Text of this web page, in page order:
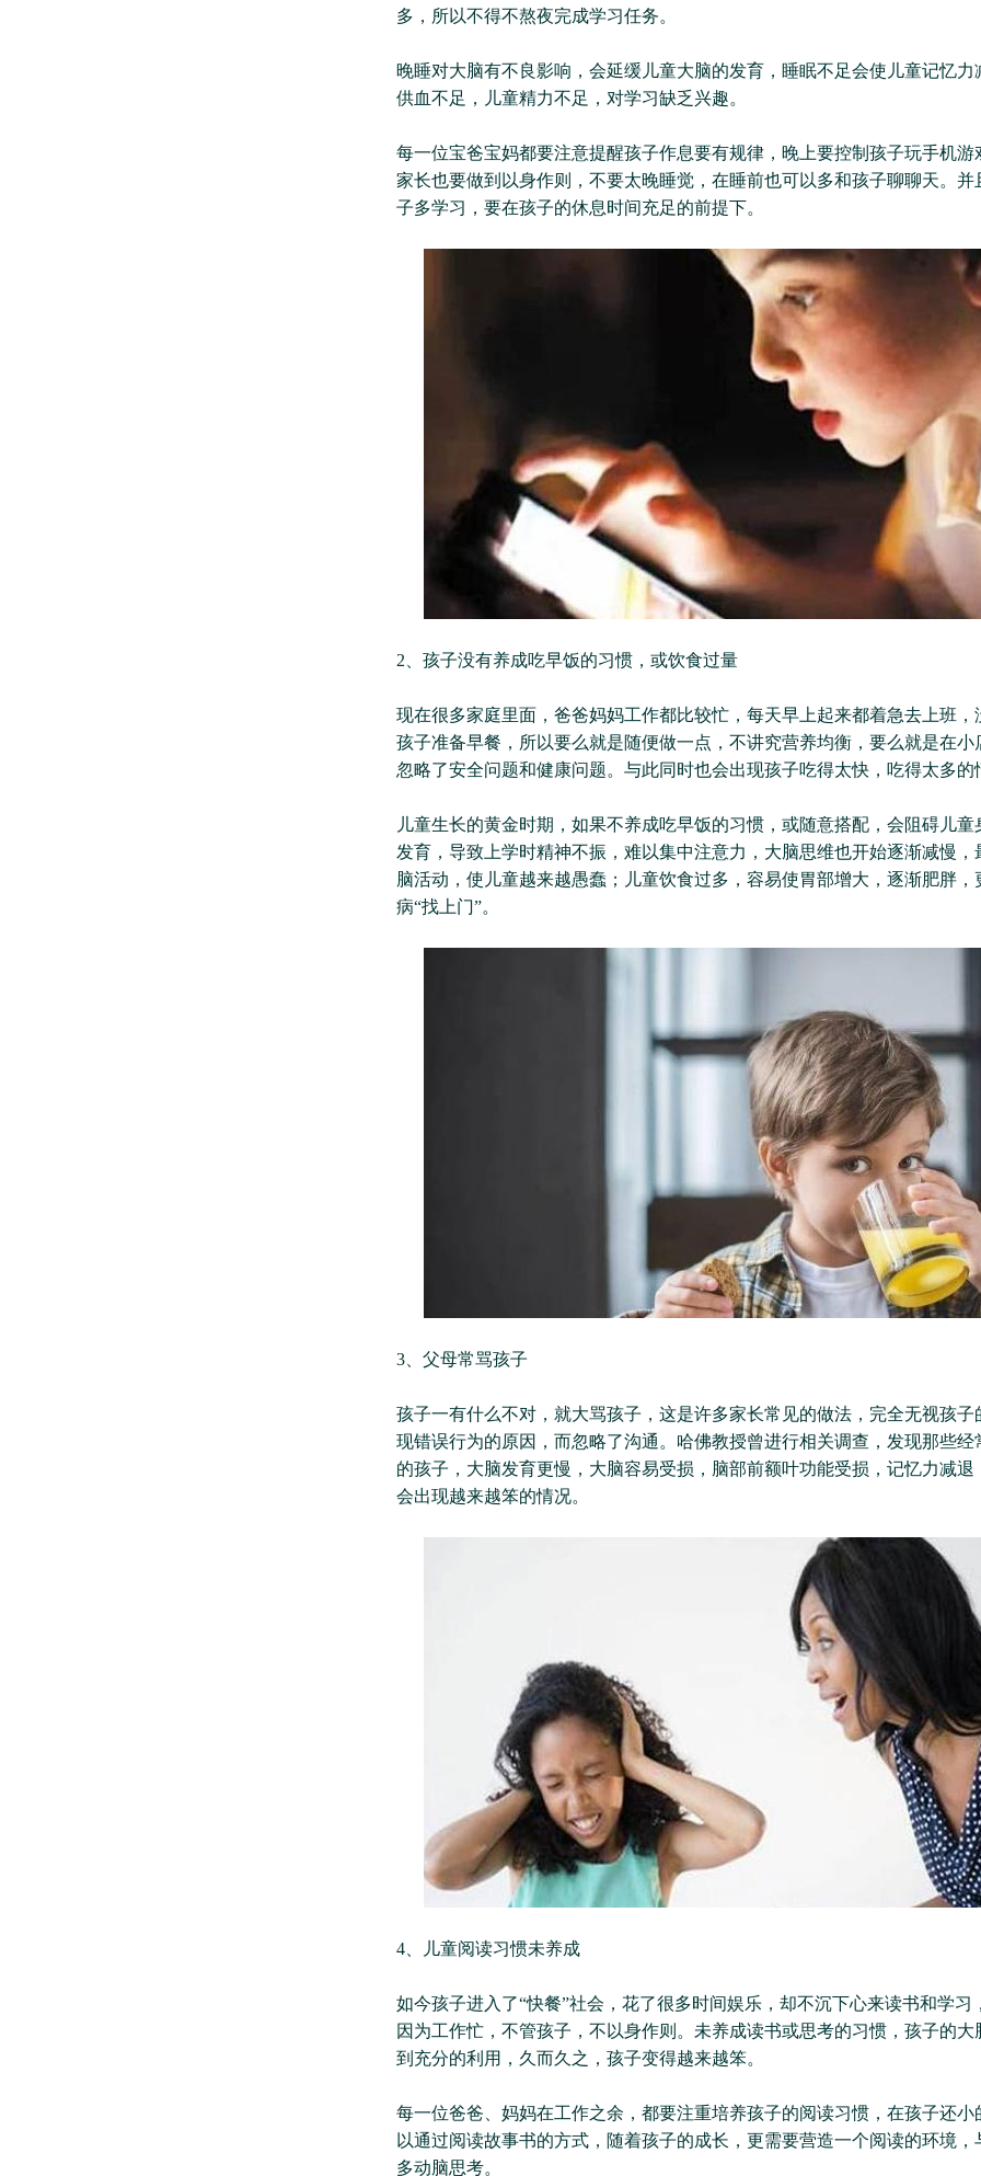
多，所以不得不熬夜完成学习任务。
晚睡对大脑有不良影响，会延缓儿童大脑的发育，睡眠不足会使儿童记忆力
供血不足，儿童精力不足，对学习缺乏兴趣。
每一位宝爸宝妈都要注意提醒孩子作息要有规律，晚上要控制孩子玩手机游
家长也要做到以身作则，不要太晚睡觉，在睡前也可以多和孩子聊聊天。并
子多学习，要在孩子的休息时间充足的前提下。
2、孩子没有养成吃早饭的习惯，或饮食过量
现在很多家庭里面，爸爸妈妈工作都比较忙，每天早上起来都着急去上班，
孩子准备早餐，所以要么就是随便做一点，不讲究营养均衡，要么就是在小
忽略了安全问题和健康问题。与此同时也会出现孩子吃得太快，吃得太多的
儿童生长的黄金时期，如果不养成吃早饭的习惯，或随意搭配，会阻碍儿童
发育，导致上学时精神不振，难以集中注意力，大脑思维也开始逐渐减慢，
脑活动，使儿童越来越愚蠢；儿童饮食过多，容易使胃部增大，逐渐肥胖，
病“找上门”。
3、父母常骂孩子
孩子一有什么不对，就大骂孩子，这是许多家长常见的做法，完全无视孩子
现错误行为的原因，而忽略了沟通。哈佛教授曾进行相关调查，发现那些经
的孩子，大脑发育更慢，大脑容易受损，脑部前额叶功能受损，记忆力减退
会出现越来越笨的情况。
4、儿童阅读习惯未养成
如今孩子进入了“快餐”社会，花了很多时间娱乐，却不沉下心来读书和学习
因为工作忙，不管孩子，不以身作则。未养成读书或思考的习惯，孩子的大
到充分的利用，久而久之，孩子变得越来越笨。
每一位爸爸、妈妈在工作之余，都要注重培养孩子的阅读习惯，在孩子还小
以通过阅读故事书的方式，随着孩子的成长，更需要营造一个阅读的环境，
多动脑思考。